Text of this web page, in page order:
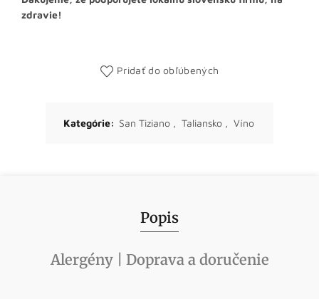
zdravie!
Pridať do obľúbených
Kategórie: San Tiziano , Taliansko , Víno
Popis
Alergény | Doprava a doručenie